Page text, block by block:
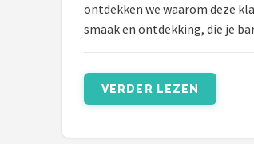
ontdekken we waarom deze
smaak en ontdekking, die je
VERDER LEZEN